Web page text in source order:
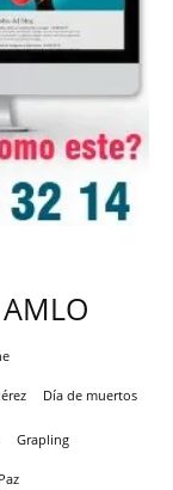
AMLO
Día de muertos
Grapling